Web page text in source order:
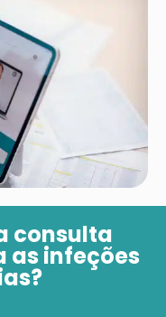
consulta
as infeções